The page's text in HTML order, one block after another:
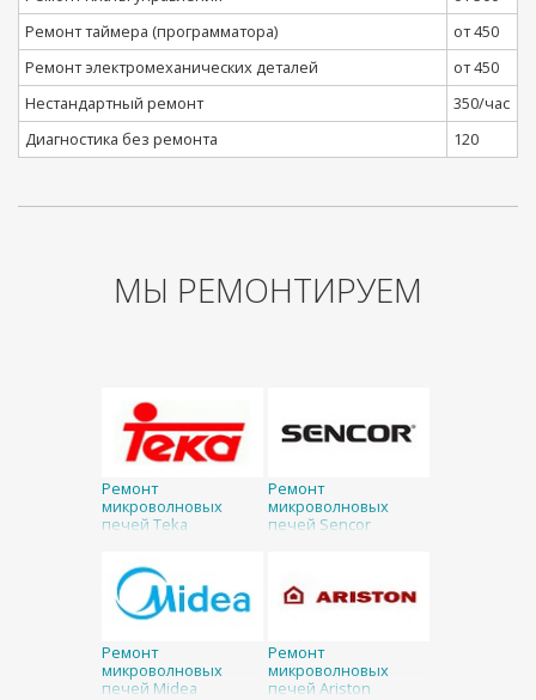
Ремонт таймера (программатора)
от 450
Ремонт электромеханических деталей
от 450
Нестандартный ремонт
350/час
Диагностика без ремонта
120
МЫ РЕМОНТИРУЕМ
Ремонт
микроволновых
печей Teka
Ремонт
микроволновых
печей Sencor
Ремонт
микроволновых
печей Midea
Ремонт
микроволновых
печей Ariston